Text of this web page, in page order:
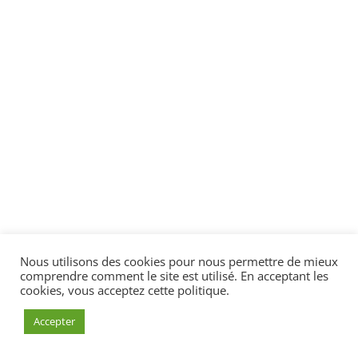
Nous utilisons des cookies pour nous permettre de mieux
comprendre comment le site est utilisé. En acceptant les
cookies, vous acceptez cette politique.
Accepter